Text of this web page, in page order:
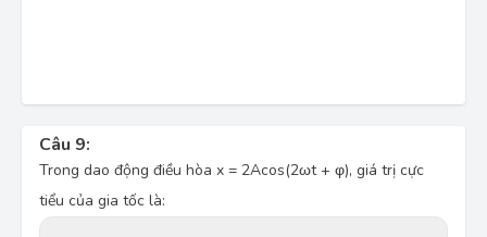
Câu 9:
Trong dao động điều hòa x = 2Acos(2ωt + φ), giá trị cực
tiểu của gia tốc là: